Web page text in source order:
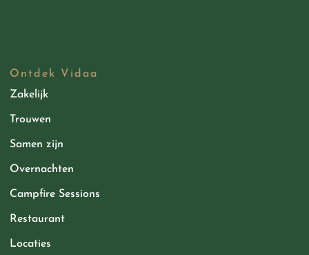
Ontdek Vidaa
Zakelijk
Trouwen
Samen zijn
Overnachten
Campfire Sessions
Restaurant
Locaties